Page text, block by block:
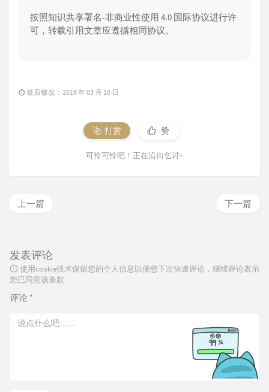
按照知识共享署名-非商业性使用 4.0 国际协议进行许
可，转载引用文章应遵循相同协议。
最后修改：2019 年 03 月 10 日
打赏 赞
可怜可怜吧！正在沿街乞讨~
下一篇
上一篇
发表评论
使用cookie技术保留您的个人信息以便您下次快速评论，继续评论表示
您已同意该条款
评论 *